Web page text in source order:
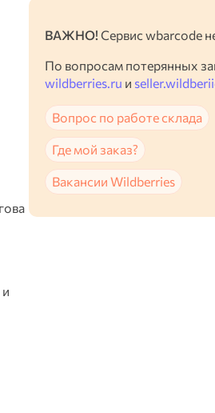
ВАЖНО! Сервис wbarcode
По вопросам потерянных
wildberries.ru и
Вопрос по работе склада
Где мой заказ?
Вакансии Wildberries